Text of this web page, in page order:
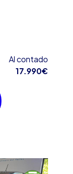
Al contado
17.990€